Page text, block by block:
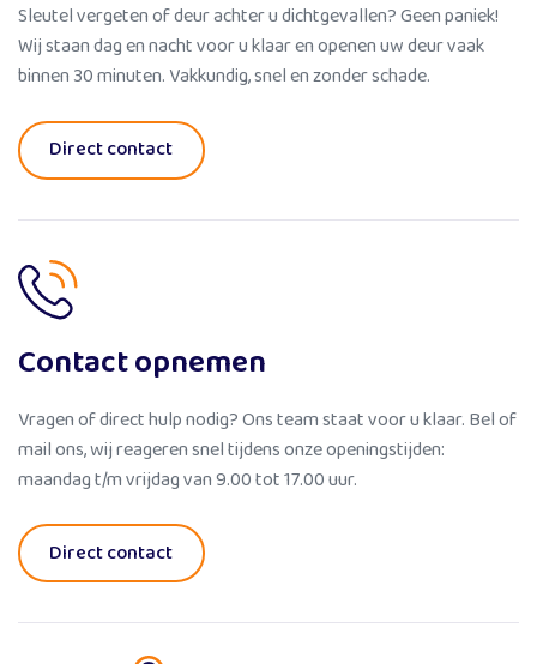
Sleutel vergeten of deur achter u dichtgevallen? Geen paniek!
Wij staan dag en nacht voor u klaar en openen uw deur vaak
binnen 30 minuten. Vakkundig, snel en zonder schade.
Direct contact
Contact opnemen
Vragen of direct hulp nodig? Ons team staat voor u klaar. Bel of
mail ons, wij reageren snel tijdens onze openingstijden:
maandag t/m vrijdag van 9.00 tot 17.00 uur.
Direct contact